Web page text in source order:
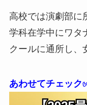
高校では演劇部に
学科在学中にワタ
クールに通所し、
あわせてチェック